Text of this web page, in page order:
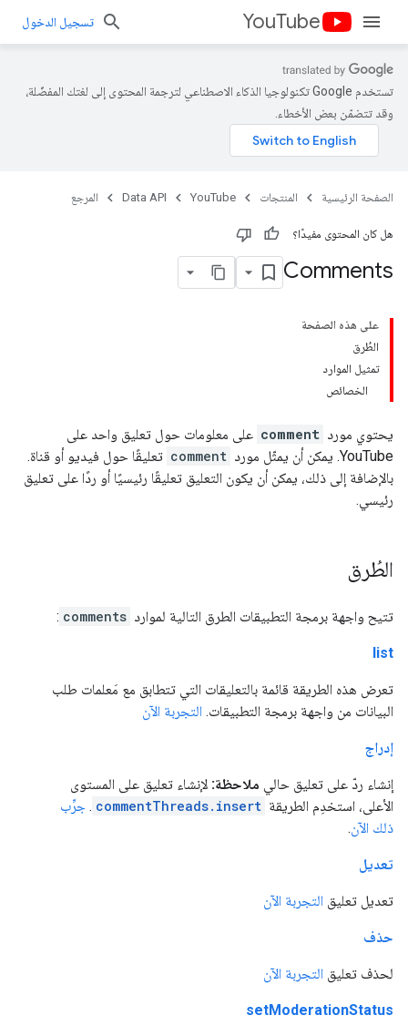
YouTube تسجيل الدخول
تستخدم Google تكنولوجيا الذكاء الاصطناعي لترجمة المحتوى إلى لغتك المفضّلة،
وقد تتضمّن بعض الأخطاء.
الصفحة الرئيسية المنتجات YouTube
Data API المرجع
هل كان المحتوى مفيدًا؟
Comments
على هذه الصفحة
الطُرق
تمثيل الموارد
الخصائص
يحتوي مورد comment على معلومات حول تعليق واحد على
YouTube. يمكن أن يمثّل مورد
comment تعليقًا حول فيديو أو قناة.
بالإضافة إلى ذلك، يمكن أن يكون التعليق تعليقًا رئيسيًا أو ردًا على تعليق
رئيسي.
الطُرق
تتيح واجهة برمجة التطبيقات الطرق التالية لموارد comments
:
list
تعرض هذه الطريقة قائمة بالتعليقات التي تتطابق مع مَعلمات طلب
البيانات من واجهة برمجة التطبيقات. التجربة الآن
إدراج
إنشاء ردّ على تعليق حالي ملاحظة: لإنشاء تعليق على المستوى
الأعلى، استخدِم الطريقة commentThreads.insert
. جرِّب
ذلك الآن.
تعديل
تعديل تعليق التجربة الآن
حذف
لحذف تعليق التجربة الآن
setModerationStatus